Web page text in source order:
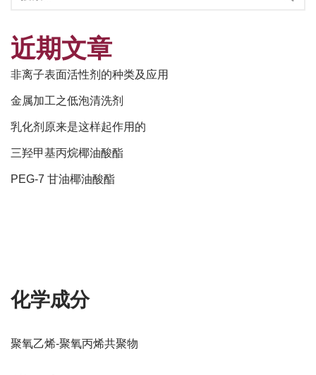
近期文章
非离子表面活性剂的种类及应用
金属加工之低泡清洗剂
乳化剂原来是这样起作用的
三羟甲基丙烷椰油酸酯
PEG-7 甘油椰油酸酯
化学成分
聚氧乙烯-聚氧丙烯共聚物